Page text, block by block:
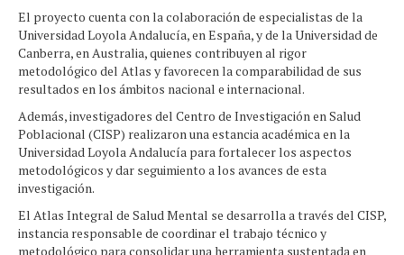
El proyecto cuenta con la colaboración de especialistas de la
Universidad Loyola Andalucía, en España, y de la Universidad de
Canberra, en Australia, quienes contribuyen al rigor
metodológico del Atlas y favorecen la comparabilidad de sus
resultados en los ámbitos nacional e internacional.
Además, investigadores del Centro de Investigación en Salud
Poblacional (CISP) realizaron una estancia académica en la
Universidad Loyola Andalucía para fortalecer los aspectos
metodológicos y dar seguimiento a los avances de esta
investigación.
El Atlas Integral de Salud Mental se desarrolla a través del CISP,
instancia responsable de coordinar el trabajo técnico y
metodológico para consolidar una herramienta sustentada en